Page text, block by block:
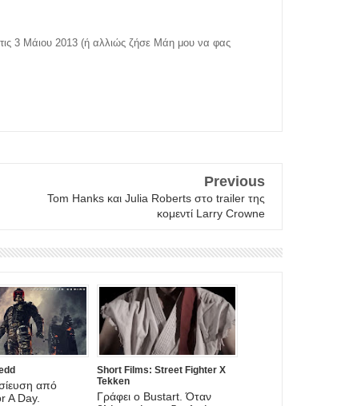
τις 3 Μάιου 2013 (ή αλλιώς ζήσε Μάη μου να φας
Previous
Tom Hanks και Julia Roberts στο trailer της
κομεντί Larry Crowne
από
A Day.
Short Films: Street Fighter X
Tekken
Γράφει ο Bustart. Όταν